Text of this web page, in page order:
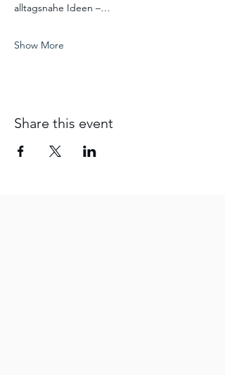
alltagsnahe Ideen –…
Show More
Share this event